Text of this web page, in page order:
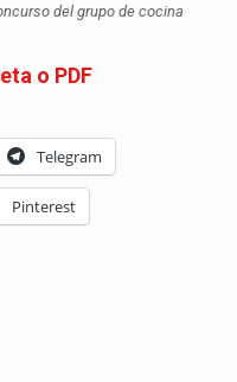
del grupo de cocina
o PDF
Telegram
Pinterest